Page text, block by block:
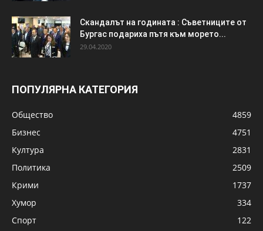
Скандалът на годината : Съветниците от
Бургас подариха пътя към морето...
29.04.2020
ПОПУЛЯРНА КАТЕГОРИЯ
Общество
4859
Бизнес
4751
Култура
2831
Политика
2509
Крими
1737
Хумор
334
Спорт
122